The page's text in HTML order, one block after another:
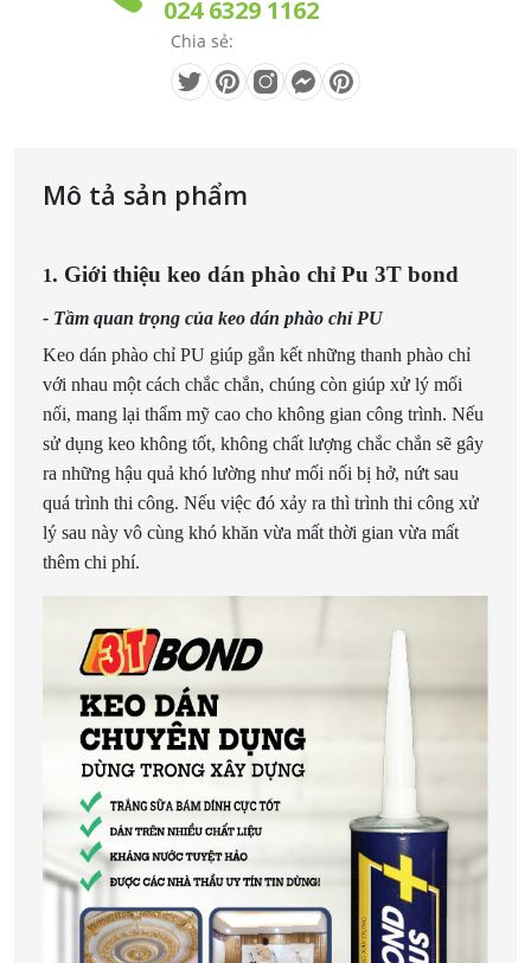
024 6329 1162
Chia sẻ:
Mô tả sản phẩm
1. Giới thiệu keo dán phào chỉ Pu 3T bond
- Tầm quan trọng của keo dán phào chỉ PU
Keo dán phào chỉ PU giúp gắn kết những thanh phào chỉ
với nhau một cách chắc chắn, chúng còn giúp xử lý mối
nối, mang lại thẩm mỹ cao cho không gian công trình. Nếu
sử dụng keo không tốt, không chất lượng chắc chắn sẽ gây
ra những hậu quả khó lường như mối nối bị hở, nứt sau
quá trình thi công. Nếu việc đó xảy ra thì trình thi công xử
lý sau này vô cùng khó khăn vừa mất thời gian vừa mất
thêm chi phí.